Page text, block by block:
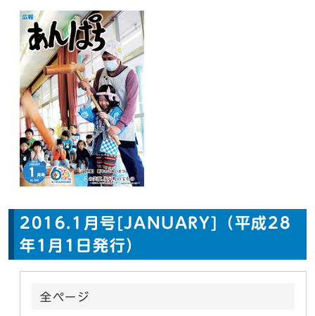
2016.1月号[JANUARY]（平成28
年1月1日発行）
全ページ